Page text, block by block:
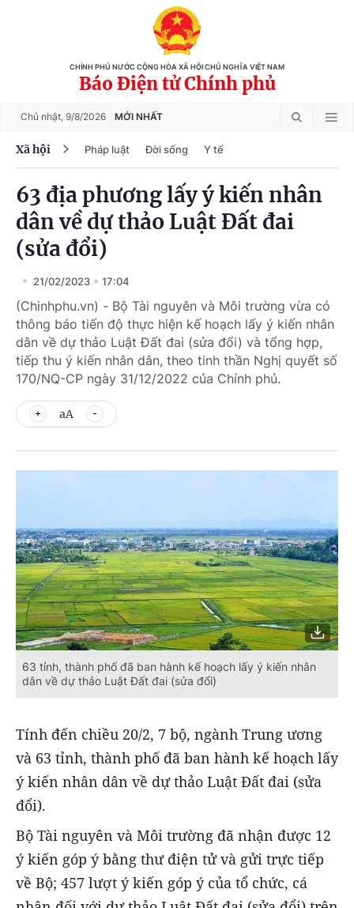
CHÍNH PHỦ NƯỚC CỘNG HÒA XÃ HỘI CHỦ NGHĨA VIỆT NAM
Báo Điện tử Chính phủ
Chủ nhật, 9/8/2026 MỚI NHẤT
Xã hội Pháp luật Đời sống Y tế
63 địa phương lấy ý kiến nhân
dân về dự thảo Luật Đất đai
(sửa đổi)
21/02/2023 17:04
(Chinhphu.vn) - Bộ Tài nguyên và Môi trường vừa có
thông báo tiến độ thực hiện kế hoạch lấy ý kiến nhân
dân về dự thảo Luật Đất đai (sửa đổi) và tổng hợp,
tiếp thu ý kiến nhân dân, theo tinh thần Nghị quyết số
170/NQ-CP ngày 31/12/2022 của Chính phủ.
aA
63 tỉnh, thành phố đã ban hành kế hoạch lấy ý kiến nhân
dân về dự thảo Luật Đất đai (sửa đổi)
Tính đến chiều 20/2, 7 bộ, ngành Trung ương
và 63 tỉnh, thành phố đã ban hành kế hoạch lấy
ý kiến nhân dân về dự thảo Luật Đất đai (sửa
đổi).
Bộ Tài nguyên và Môi trường đã nhận được 12
ý kiến góp ý bằng thư điện tử và gửi trực tiếp
về Bộ; 457 lượt ý kiến góp ý của tổ chức, cá